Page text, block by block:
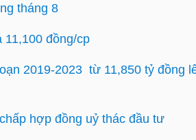
tháng 8
11,100 đồng/cp
2019-2023 từ 11,850 tỷ đồng
hợp đồng uỷ thác đầu tư